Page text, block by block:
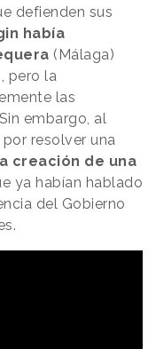
defienden sus
había
(Málaga)
pero la
las
embargo, al
resolver una
a creación de una
ya habían hablado
del Gobierno